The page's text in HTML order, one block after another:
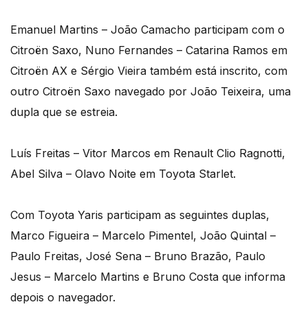
Emanuel Martins – João Camacho participam com o
Citroën Saxo, Nuno Fernandes – Catarina Ramos em
Citroën AX e Sérgio Vieira também está inscrito, com
outro Citroën Saxo navegado por João Teixeira, uma
dupla que se estreia.
Luís Freitas – Vitor Marcos em Renault Clio Ragnotti,
Abel Silva – Olavo Noite em Toyota Starlet.
Com Toyota Yaris participam as seguintes duplas,
Marco Figueira – Marcelo Pimentel, João Quintal –
Paulo Freitas, José Sena – Bruno Brazão, Paulo
Jesus – Marcelo Martins e Bruno Costa que informa
depois o navegador.